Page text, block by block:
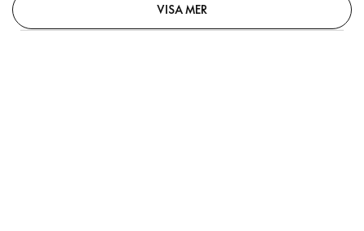
VISA MER